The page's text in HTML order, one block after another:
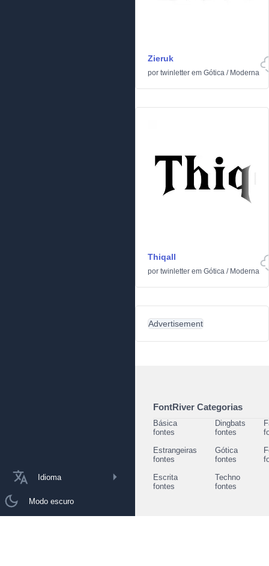
Idioma
Modo escuro
Zieruk
por twinletter em Gótica / Moderna
Thiqall
por twinletter em Gótica / Moderna
Advertisement
FontRiver Categorias
Básica
fontes
Dingbats
fontes
Estrangeiras
fontes
Gótica
fontes
Escrita
fontes
Techno
fontes